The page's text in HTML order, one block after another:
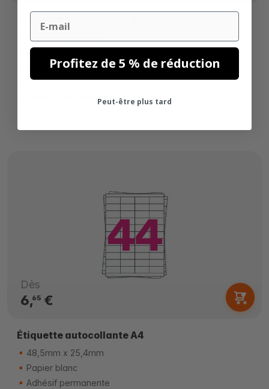
52,5mm x 29,7mm
Papier blanc
Adhésif permanente
40 étiquettes par feuille
Boîte de 100 feuilles
Dès
6,65€
Étiquette autocollante A4
48,5mm x 25,4mm
Papier blanc
Adhésif permanente
Email
Profitez de 5 % de réduction
Peut-être plus tard